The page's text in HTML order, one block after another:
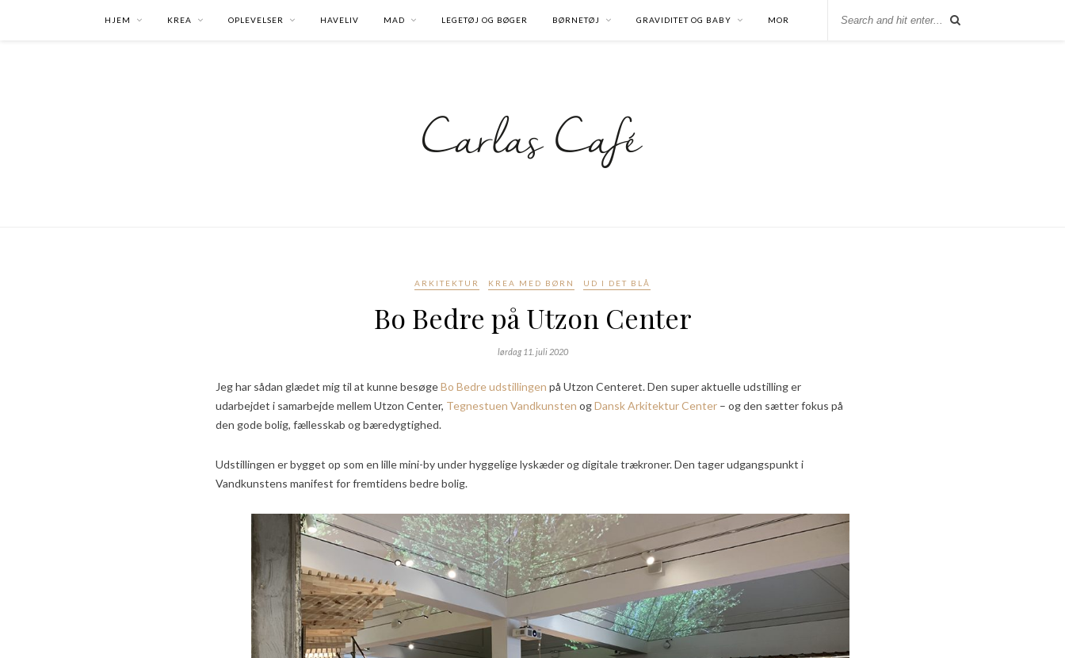
HJEM KREA OPLEVELSER HAVELIV MAD LEGETØJ OG BØGER BØRNETØJ GRAVIDITET OG BABY MOR
ARKITEKTUR KREA MED BØRN UD I DET BLÅ
Bo Bedre på Utzon Center
lørdag 11. juli 2020
Jeg har sådan glædet mig til at kunne besøgeBo Bedre udstillingen på Utzon Centeret. Den super aktuelle udstilling er
udarbejdet i samarbejde mellem Utzon Center, Tegnestuen Vandkunsten ogDansk Arkitektur Center – og den sætter fokus på
den gode bolig, fællesskab og bæredygtighed.
Udstillingen er bygget op som en lille mini-by under hyggelige lyskæder og digitale trækroner. Den tager udgangspunkt i
Vandkunstens manifest for fremtidens bedre bolig.